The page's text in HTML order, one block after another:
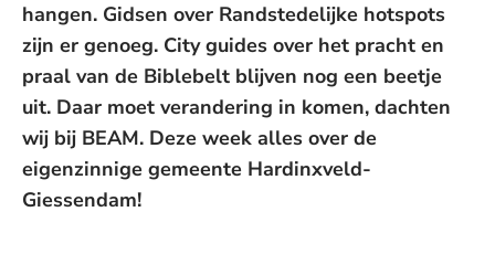
hangen. Gidsen over Randstedelijke hotspots
zijn er genoeg. City guides over het pracht en
praal van de Biblebelt blijven nog een beetje
uit. Daar moet verandering in komen, dachten
wij bij BEAM. Deze week alles over de
eigenzinnige gemeente Hardinxveld-
Giessendam!